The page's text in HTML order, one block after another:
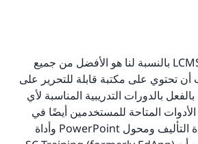
نحن نؤمن بأن أفضل LCMS بالنسبة لنا هو الأفضل من جميع
أن تحتوي على مكتبة قابلة للتحرير على
بالدورات التدريبية المناسبة لأي
المتاحة للمستخدمين أيضًا في
صدارة السطر مثل أداة التأليف ومحول PowerPoint وأداة